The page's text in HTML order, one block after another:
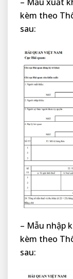
kèm theo
sau:
– Mẫu nhập
kèm theo
sau: